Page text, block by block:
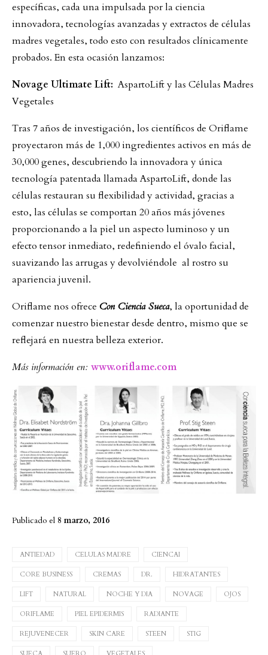
específicas, cada una impulsada por la ciencia
innovadora, tecnologías avanzadas y extractos de células
madres vegetales, todo esto con resultados clínicamente
probados. En esta ocasión lanzamos:
Novage Ultimate Lift: AspartoLift y las Células Madres
Vegetales
Tras 7 años de investigación, los científicos de Oriflame
proyectaron más de 1,000 ingredientes activos en más de
30,000 genes, descubriendo la innovadora y única
tecnología patentada llamada AspartoLift, donde las
células restauran su flexibilidad y actividad, gracias a
esto, las células se comportan 20 años más jóvenes
proporcionando a la piel un aspecto luminoso y un
efecto tensor inmediato, redefiniendo el óvalo facial,
suavizando las arrugas y devolviéndole al rostro su
apariencia juvenil.
Oriflame nos ofrece Con Ciencia Sueca, la oportunidad de
comenzar nuestro bienestar desde dentro, mismo que se
reflejará en nuestra belleza exterior.
Más información en: www.oriflame.com
Publicado el 8 marzo, 2016
ANTIEDAD CELULAS MADRE CIENCAI
CORE BUSINESS CREMAS DR. HIDRATANTES
LIFT NATURAL NOCHE Y DIA NOVAGE OJOS
ORIFLAME PIEL EPIDERMIS RADIANTE
REJUVENECER SKIN CARE STEEN STIG